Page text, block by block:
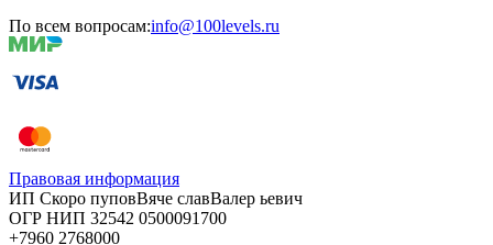
По всем вопросам:info@100levels.ru
Правовая информация
ИП Скоро пуповВяче славВалер ьевич
ОГР НИП 32542 0500091700
+7960 2768000